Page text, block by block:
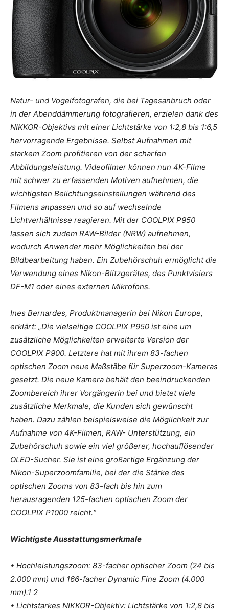
Natur- und Vogelfotografen, die bei Tagesanbruch oder
in der Abenddämmerung fotografieren, erzielen dank des
NIKKOR-Objektivs mit einer Lichtstärke von 1:2,8 bis 1:6,5
hervorragende Ergebnisse. Selbst Aufnahmen mit
starkem Zoom profitieren von der scharfen
Abbildungsleistung. Videofilmer können nun 4K-Filme
mit schwer zu erfassenden Motiven aufnehmen, die
wichtigsten Belichtungseinstellungen während des
Filmens anpassen und so auf wechselnde
Lichtverhältnisse reagieren. Mit der COOLPIX P950
lassen sich zudem RAW-Bilder (NRW) aufnehmen,
wodurch Anwender mehr Möglichkeiten bei der
Bildbearbeitung haben. Ein Zubehörschuh ermöglicht die
Verwendung eines Nikon-Blitzgerätes, des Punktvisiers
DF-M1 oder eines externen Mikrofons.
Ines Bernardes, Produktmanagerin bei Nikon Europe,
erklärt: „Die vielseitige COOLPIX P950 ist eine um
zusätzliche Möglichkeiten erweiterte Version der
COOLPIX P900. Letztere hat mit ihrem 83-fachen
optischen Zoom neue Maßstäbe für Superzoom-Kameras
gesetzt. Die neue Kamera behält den beeindruckenden
Zoombereich ihrer Vorgängerin bei und bietet viele
zusätzliche Merkmale, die Kunden sich gewünscht
haben. Dazu zählen beispielsweise die Möglichkeit zur
Aufnahme von 4K-Filmen, RAW- Unterstützung, ein
Zubehörschuh sowie ein viel größerer, hochauflösender
OLED-Sucher. Sie ist eine großartige Ergänzung der
Nikon-Superzoomfamilie, bei der die Stärke des
optischen Zooms von 83-fach bis hin zum
herausragenden 125-fachen optischen Zoom der
COOLPIX P1000 reicht.“
Wichtigste Ausstattungsmerkmale
• Hochleistungszoom: 83-facher optischer Zoom (24 bis
2.000 mm) und 166-facher Dynamic Fine Zoom (4.000
mm).1 2
• Lichtstarkes NIKKOR-Objektiv: Lichtstärke von 1:2,8 bis